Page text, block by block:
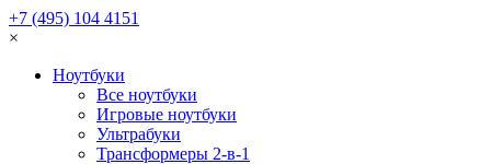
+7 (495) 104 4151
×
Ноутбуки
Все ноутбуки
Игровые ноутбуки
Ультрабуки
Трансформеры 2-в-1